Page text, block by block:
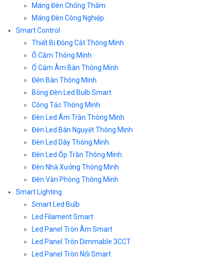
Máng Đèn Chống Thấm
Máng Đèn Công Nghiệp
Smart Control
Thiết Bị Đóng Cắt Thông Minh
Ổ Cắm Thông Minh
Ổ Cắm Âm Bàn Thông Minh
Đèn Bàn Thông Minh
Bóng Đèn Led Bulb Smart
Công Tắc Thông Minh
Đèn Led Âm Trần Thông Minh
Đèn Led Bán Nguyệt Thông Minh
Đèn Led Dây Thông Minh
Đèn Led Ốp Trần Thông Minh
Đèn Nhà Xưởng Thông Minh
Đèn Văn Phòng Thông Minh
Smart Lighting
Smart Led Bulb
Led Filament Smart
Led Panel Tròn Âm Smart
Led Panel Tròn Dimmable 3CCT
Led Panel Tròn Nổi Smart